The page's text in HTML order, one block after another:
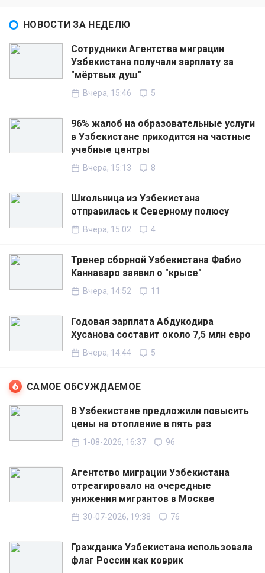
НОВОСТИ ЗА НЕДЕЛЮ
Сотрудники Агентства миграции
Узбекистана получали зарплату за
"мёртвых душ"
Вчера, 15:46 5
96% жалоб на образовательные услуги
в Узбекистане приходится на частные
учебные центры
Вчера, 15:13 8
Школьница из Узбекистана
отправилась к Северному полюсу
Вчера, 15:02 4
Тренер сборной Узбекистана Фабио
Каннаваро заявил о "крысе"
Вчера, 14:52 11
Годовая зарплата Абдукодира
Хусанова составит около 7,5 млн евро
Вчера, 14:44 5
САМОЕ ОБСУЖДАЕМОЕ
В Узбекистане предложили повысить
цены на отопление в пять раз
1-08-2026, 16:37 96
Агентство миграции Узбекистана
отреагировало на очередные
унижения мигрантов в Москве
30-07-2026, 19:38 76
Гражданка Узбекистана использовала
флаг России как коврик